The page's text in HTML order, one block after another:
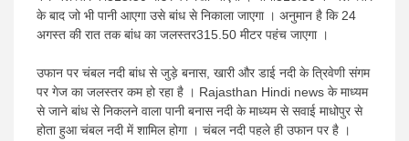
के बाद जो भी पानी आएगा उसे बांध से निकाला जाएगा । अनुमान है कि 24
अगस्त की रात तक बांध का जलस्तर315.50 मीटर पहंच जाएगा ।
उफान पर चंबल नदी बांध से जुड़े बनास, खारी और डाई नदी के त्रिवेणी संगम
पर गेज का जलस्तर कम हो रहा है । Rajasthan Hindi news के माध्यम
से जाने बांध से निकलने वाला पानी बनास नदी के माध्यम से सवाई माधोपुर से
होता हुआ चंबल नदी में शामिल होगा । चंबल नदी पहले ही उफान पर है ।